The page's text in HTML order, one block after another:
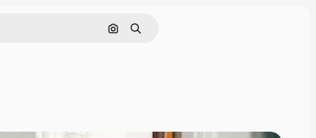
画像で検索
検索